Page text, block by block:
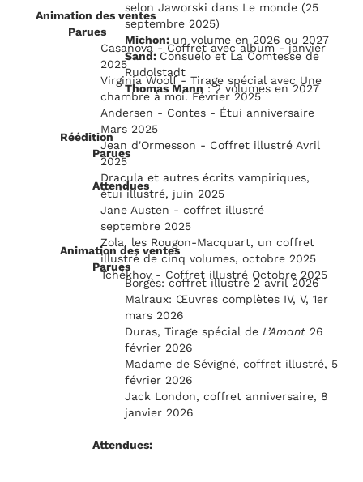
selon Jaworski dans Le monde (25
septembre 2025)
Michon: un volume en 2026 ou 2027
Sand: Consuelo et La Comtesse de
Rudolstadt
Thomas Mann : 2 volumes en 2027
Réédition
Parues
Attendues
Animation des ventes
Parues
Borgès: coffret illustré 2 avril 2026
Malraux: Œuvres complètes IV, V, 1er
mars 2026
Duras, Tirage spécial de L’Amant 26
février 2026
Madame de Sévigné, coffret illustré, 5
février 2026
Jack London, coffret anniversaire, 8
janvier 2026
Attendues:
Animation des ventes
Parues
Casanova - Coffret avec album - janvier
2025
Virginia Woolf - Tirage spécial avec Une
chambre à moi. Février 2025
Andersen - Contes - Étui anniversaire
Mars 2025
Jean d'Ormesson - Coffret illustré Avril
2025
Dracula et autres écrits vampiriques,
étui illustré, juin 2025
Jane Austen - coffret illustré
septembre 2025
Zola, les Rougon-Macquart, un coffret
illustré de cinq volumes, octobre 2025
Tchékhov - Coffret illustré Octobre 2025